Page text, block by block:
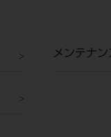
メンテナ